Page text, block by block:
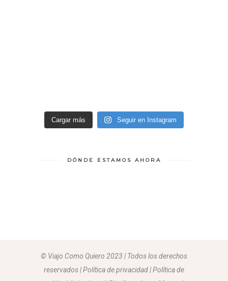
Cargar más Seguir en Instagram
DÓNDE ESTAMOS AHORA
© Viajo Como Quiero 2023 | Todos los derechos
reservados | Política de privacidad | Política de